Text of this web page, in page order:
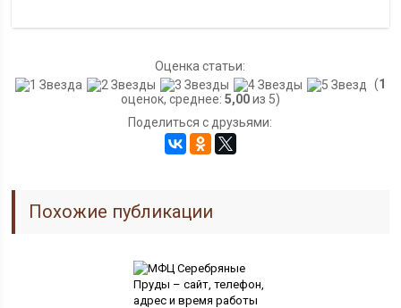
Оценка статьи:
(1
оценок, среднее: 5,00из 5)
Поделиться с друзьями:
Похожие публикации